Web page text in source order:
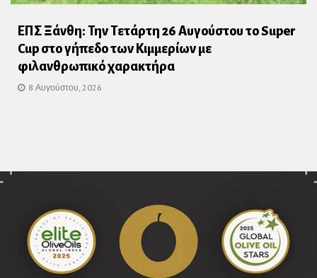
ΕΠΣ Ξάνθη: Την Τετάρτη 26 Αυγούστου το Super
Cup στο γήπεδο των Κιμμερίων με
φιλανθρωπικό χαρακτήρα
8 Αυγούστου, 2026